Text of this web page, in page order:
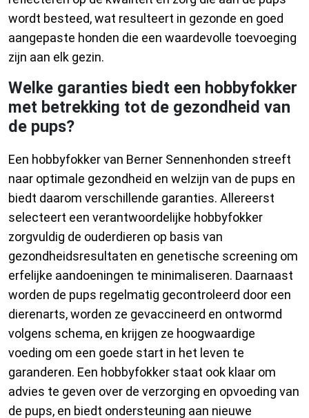
wordt besteed, wat resulteert in gezonde en goed
aangepaste honden die een waardevolle toevoeging
zijn aan elk gezin.
Welke garanties biedt een hobbyfokker
met betrekking tot de gezondheid van
de pups?
Een hobbyfokker van Berner Sennenhonden streeft
naar optimale gezondheid en welzijn van de pups en
biedt daarom verschillende garanties. Allereerst
selecteert een verantwoordelijke hobbyfokker
zorgvuldig de ouderdieren op basis van
gezondheidsresultaten en genetische screening om
erfelijke aandoeningen te minimaliseren. Daarnaast
worden de pups regelmatig gecontroleerd door een
dierenarts, worden ze gevaccineerd en ontwormd
volgens schema, en krijgen ze hoogwaardige
voeding om een goede start in het leven te
garanderen. Een hobbyfokker staat ook klaar om
advies te geven over de verzorging en opvoeding van
de pups, en biedt ondersteuning aan nieuwe